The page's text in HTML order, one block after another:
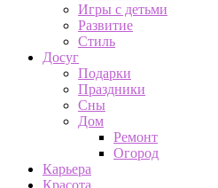
Игры с детьми
Развитие
Стиль
Досуг
Подарки
Праздники
Сны
Дом
Ремонт
Огород
Карьера
Красота